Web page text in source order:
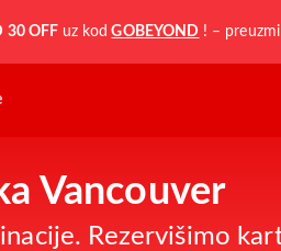
30 OFF uz kod GOBEYOND ! –
Vancouver
Rezervišimo